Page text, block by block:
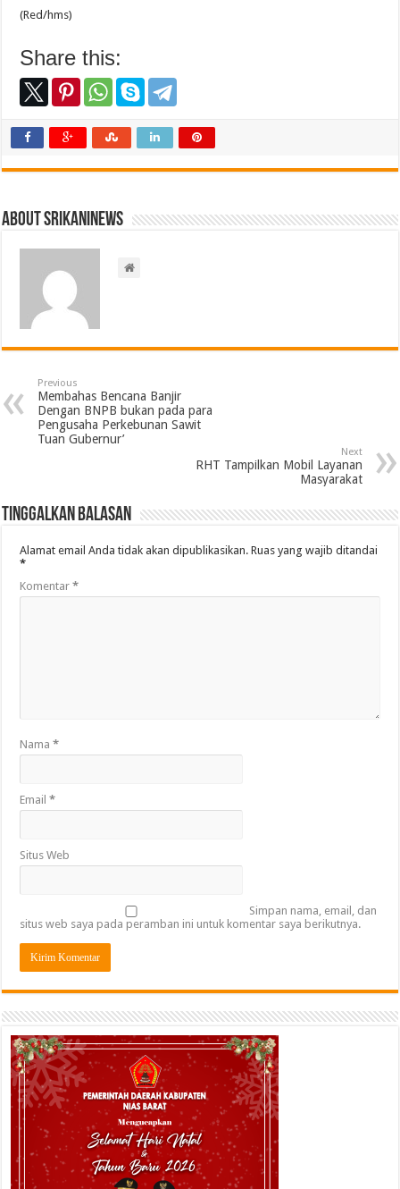
(Red/hms)
Share this:
About srikaninews
Previous
Membahas Bencana Banjir
Dengan BNPB bukan pada para
Pengusaha Perkebunan Sawit
Tuan Gubernur’
Next
RHT Tampilkan Mobil Layanan
Masyarakat
Tinggalkan Balasan
Alamat email Anda tidak akan dipublikasikan. Ruas yang wajib ditandai
*
Komentar*
Nama*
Email*
Situs Web
Simpan nama, email, dan
situs web saya pada peramban ini untuk komentar saya berikutnya.